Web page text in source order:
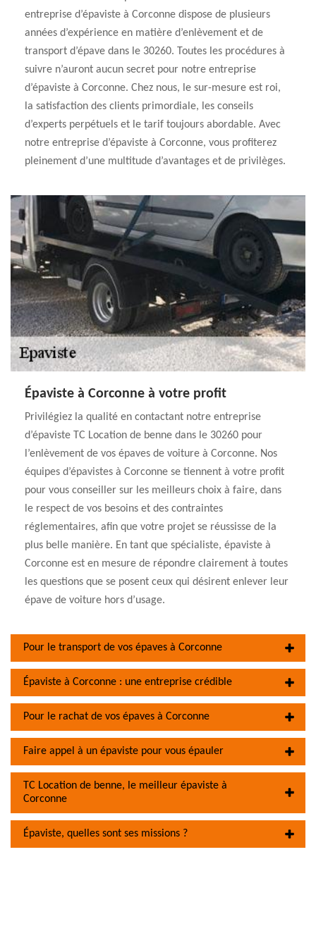
entreprise d’épaviste à Corconne dispose de plusieurs
années d’expérience en matière d’enlèvement et de
transport d’épave dans le 30260. Toutes les procédures à
suivre n’auront aucun secret pour notre entreprise
d’épaviste à Corconne. Chez nous, le sur-mesure est roi,
la satisfaction des clients primordiale, les conseils
d’experts perpétuels et le tarif toujours abordable. Avec
notre entreprise d’épaviste à Corconne, vous profiterez
pleinement d’une multitude d’avantages et de privilèges.
Épaviste à Corconne à votre profit
Privilégiez la qualité en contactant notre entreprise
d’épaviste TC Location de benne dans le 30260 pour
l’enlèvement de vos épaves de voiture à Corconne. Nos
équipes d’épavistes à Corconne se tiennent à votre profit
pour vous conseiller sur les meilleurs choix à faire, dans
le respect de vos besoins et des contraintes
réglementaires, afin que votre projet se réussisse de la
plus belle manière. En tant que spécialiste, épaviste à
Corconne est en mesure de répondre clairement à toutes
les questions que se posent ceux qui désirent enlever leur
épave de voiture hors d’usage.
Pour le transport de vos épaves à Corconne
Épaviste à Corconne : une entreprise crédible
Pour le rachat de vos épaves à Corconne
Faire appel à un épaviste pour vous épauler
TC Location de benne, le meilleur épaviste à
Corconne
Épaviste, quelles sont ses missions ?